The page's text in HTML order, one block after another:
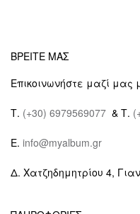
ΒΡΕΙΤΕ ΜΑΣ
Επικοινωνήστε μαζί
Τ. (+30) 6979569077 & Τ.
E. info@myalbum.gr
Δ. Χατζηδημητρίου 4,